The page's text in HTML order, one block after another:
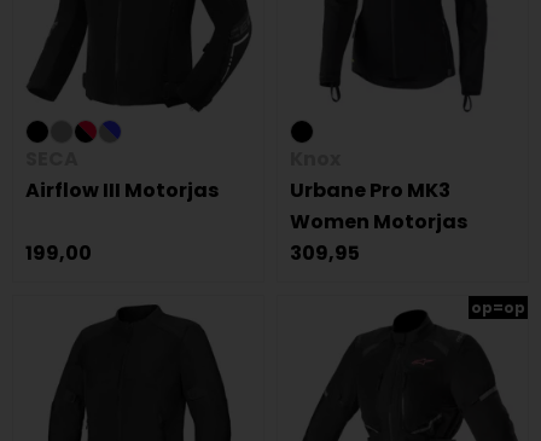
Airflow III Motorjas
199,00
Urbane Pro MK3
Women Motorjas
309,95
op=op